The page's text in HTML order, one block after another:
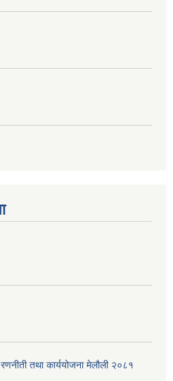
तथा कार्ययोजना मेलौली २०८१